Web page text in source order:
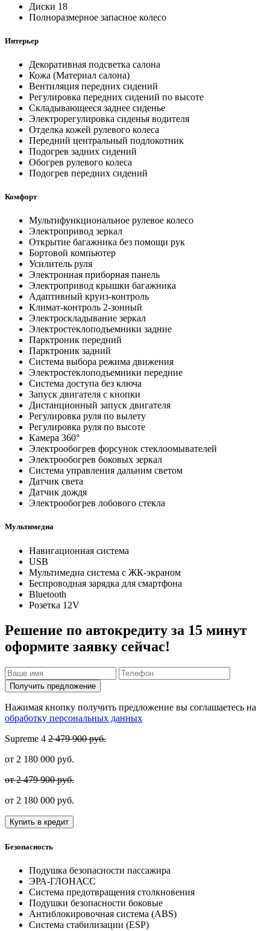
Диски 18
Полноразмерное запасное колесо
Интерьер
Декоративная подсветка салона
Кожа (Материал салона)
Вентиляция передних сидений
Регулировка передних сидений по высоте
Складывающееся заднее сиденье
Электрорегулировка сиденья водителя
Отделка кожей рулевого колеса
Передний центральный подлокотник
Подогрев задних сидений
Обогрев рулевого колеса
Подогрев передних сидений
Комфорт
Мультифункциональное рулевое колесо
Электропривод зеркал
Открытие багажника без помощи рук
Бортовой компьютер
Усилитель руля
Электронная приборная панель
Электропривод крышки багажника
Адаптивный круиз-контроль
Климат-контроль 2-зонный
Электроскладывание зеркал
Электростеклоподъемники задние
Парктроник передний
Парктроник задний
Система выбора режима движения
Электростеклоподъемники передние
Система доступа без ключа
Запуск двигателя с кнопки
Дистанционный запуск двигателя
Регулировка руля по вылету
Регулировка руля по высоте
Камера 360°
Электрообогрев форсунок стеклоомывателей
Электрообогрев боковых зеркал
Система управления дальним светом
Датчик света
Датчик дождя
Электрообогрев лобового стекла
Мультимедиа
Навигационная система
USB
Мультимедиа система с ЖК-экраном
Беспроводная зарядка для смартфона
Bluetooth
Розетка 12V
Решение по автокредиту за 15 минут
оформите заявку сейчас!
Получить предложение
Нажимая кнопку получить предложение вы соглашаетесь на
обработку персональных данных
Supreme 4 2 479 900 руб.
от 2 180 000 руб.
от 2 479 900 руб.
от 2 180 000 руб.
Купить в кредит
Безопасность
Подушка безопасности пассажира
ЭРА-ГЛОНАСС
Система предотвращения столкновения
Подушки безопасности боковые
Антиблокировочная система (ABS)
Система стабилизации (ESP)